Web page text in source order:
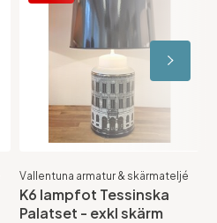
Vallentuna armatur & skärmateljé
K6 lampfot Tessinska
Palatset - exkl skärm